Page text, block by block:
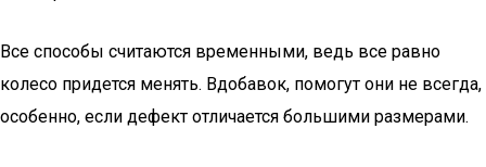
Все способы считаются временными, ведь все равно
колесо придется менять. Вдобавок, помогут они не всегда,
особенно, если дефект отличается большими размерами.